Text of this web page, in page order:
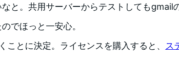
と。共用サーバーからテストしてもgmail
でほっと一安心。
ことに決定。ライセンスを購入すると、 ス